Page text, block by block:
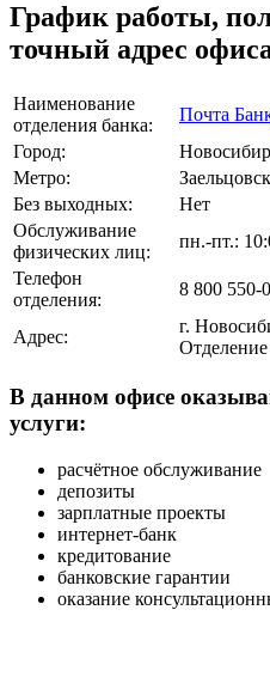
График работы,
точный адрес
Наименование
отделения банка:
Почта
Город:
Метро:
Без выходных:
Нет
Обслуживание
физических лиц:
пн.-пт.:
Телефон
отделения:
8 800 550-
Адрес:
г.
В данном офисе
услуги:
расчётное обслуживание
депозиты
зарплатные проекты
интернет-банк
кредитование
банковские гарантии
оказание